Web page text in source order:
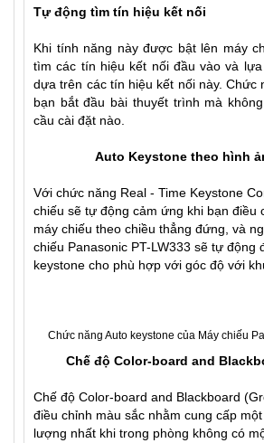
Tự động tìm tín hiệu kết nối
Khi tính năng này được bật lên máy
tìm các tín hiệu kết nối đầu vào và
dựa trên các tín hiệu kết nối này. Chức
bạn bắt đầu bài thuyết trình mà
cầu cài đặt nào.
Auto Keystone theo hình
Với chức năng Real - Time Keystone
chiếu sẽ tự động cảm ứng khi bạn điều
máy chiếu theo chiều thẳng đứng, và
chiếu Panasonic PT-LW333 sẽ tự động
keystone cho phù hợp với góc độ với
Chức năng Auto keystone của Máy chiếu
Chế độ Color-board and
Chế độ Color-board and Blackboard
điều chỉnh màu sắc nhằm cung cấp
lượng nhất khi trong phòng không có